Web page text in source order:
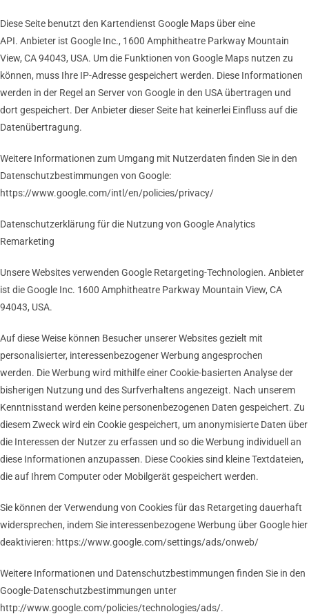
Diese Seite benutzt den Kartendienst Google Maps über eine
API. Anbieter ist Google Inc., 1600 Amphitheatre Parkway Mountain
View, CA 94043, USA. Um die Funktionen von Google Maps nutzen zu
können, muss Ihre IP-Adresse gespeichert werden. Diese Informationen
werden in der Regel an Server von Google in den USA übertragen und
dort gespeichert. Der Anbieter dieser Seite hat keinerlei Einfluss auf die
Datenübertragung.
Weitere Informationen zum Umgang mit Nutzerdaten finden Sie in den
Datenschutzbestimmungen von Google:
https://www.google.com/intl/en/policies/privacy/
Datenschutzerklärung für die Nutzung von Google Analytics
Remarketing
Unsere Websites verwenden Google Retargeting-Technologien. Anbieter
ist die Google Inc. 1600 Amphitheatre Parkway Mountain View, CA
94043, USA.
Auf diese Weise können Besucher unserer Websites gezielt mit
personalisierter, interessenbezogener Werbung angesprochen
werden. Die Werbung wird mithilfe einer Cookie-basierten Analyse der
bisherigen Nutzung und des Surfverhaltens angezeigt. Nach unserem
Kenntnisstand werden keine personenbezogenen Daten gespeichert. Zu
diesem Zweck wird ein Cookie gespeichert, um anonymisierte Daten über
die Interessen der Nutzer zu erfassen und so die Werbung individuell an
diese Informationen anzupassen. Diese Cookies sind kleine Textdateien,
die auf Ihrem Computer oder Mobilgerät gespeichert werden.
Sie können der Verwendung von Cookies für das Retargeting dauerhaft
widersprechen, indem Sie interessenbezogene Werbung über Google hier
deaktivieren: https://www.google.com/settings/ads/onweb/
Weitere Informationen und Datenschutzbestimmungen finden Sie in den
Google-Datenschutzbestimmungen unter
http://www.google.com/policies/technologies/ads/.